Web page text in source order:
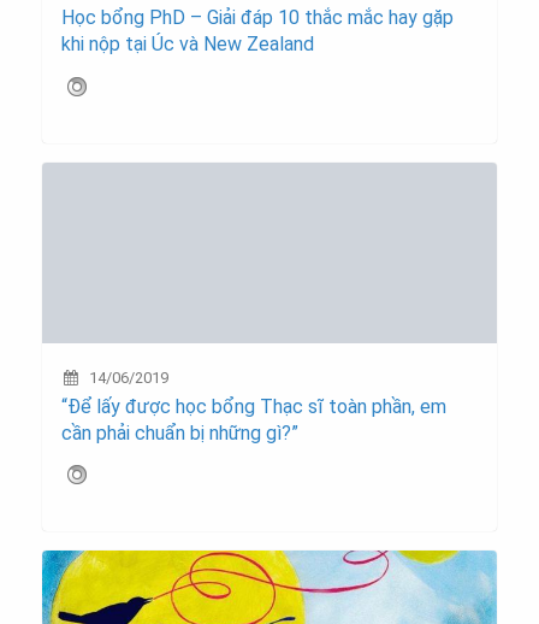
Học bổng PhD – Giải đáp 10 thắc mắc hay gặp
khi nộp tại Úc và New Zealand
14/06/2019
“Để lấy được học bổng Thạc sĩ toàn phần, em
cần phải chuẩn bị những gì?”